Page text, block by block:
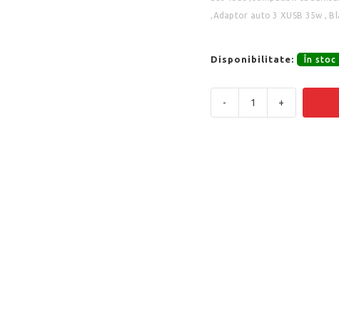
,Adaptor auto 3 XUSB 35w ,
Disponibilitate: În stoc
- +